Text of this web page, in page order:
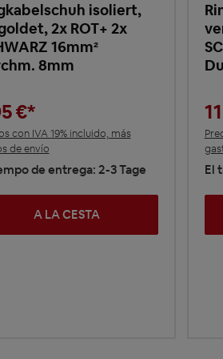
isoliert,
2x ROT+ 2x
16mm²
8mm
€*
con IVA 19% incluido, más
de envío
de entrega: 2-3 Tage
A LA CESTA
El